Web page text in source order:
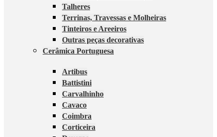
Talheres
Terrinas, Travessas e Molheiras
Tinteiros e Areeiros
Outras peças decorativas
Cerâmica Portuguesa
Artibus
Battistini
Carvalhinho
Cavaco
Coimbra
Corticeira